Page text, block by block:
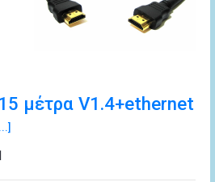
μέτρα V1.4+ethernet